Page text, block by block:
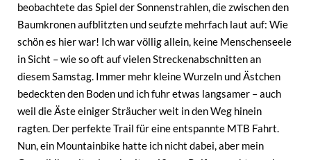
beobachtete das Spiel der Sonnenstrahlen, die zwischen den
Baumkronen aufblitzten und seufzte mehrfach laut auf: Wie
schön es hier war! Ich war völlig allein, keine Menschenseele
in Sicht – wie so oft auf vielen Streckenabschnitten an
diesem Samstag. Immer mehr kleine Wurzeln und Ästchen
bedeckten den Boden und ich fuhr etwas langsamer – auch
weil die Äste einiger Sträucher weit in den Weg hinein
ragten. Der perfekte Trail für eine entspannte MTB Fahrt.
Nun, ein Mountainbike hatte ich nicht dabei, aber mein